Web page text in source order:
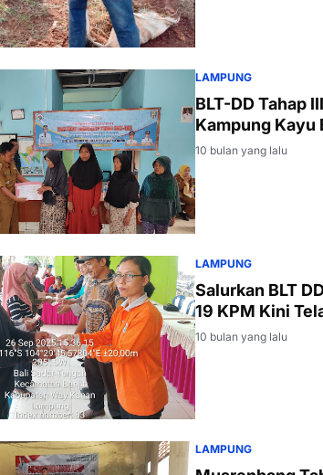
LAMPUNG
BLT-DD Tahap
Kampung Kayu
10 bulan yang lalu
LAMPUNG
Salurkan BLT
19 KPM Kini
10 bulan yang lalu
LAMPUNG